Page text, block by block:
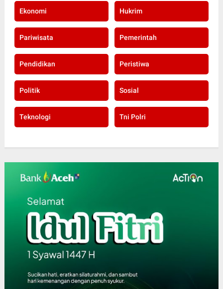
Ekonomi Hukrim
Pariwisata Pemerintah
Pendidikan Peristiwa
Politik Sosial
Teknologi Tni Polri